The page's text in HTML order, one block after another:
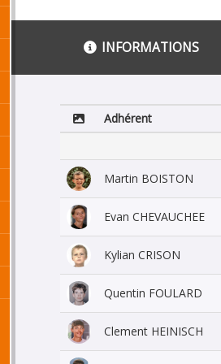
INFORMATIONS
Adhérent
Martin BOISTON
Evan CHEVAUCHEE
Kylian CRISON
Quentin FOULARD
Clement HEINISCH